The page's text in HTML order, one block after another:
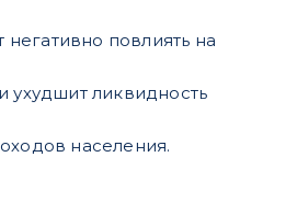
повлиять на
ликвидность
населения.